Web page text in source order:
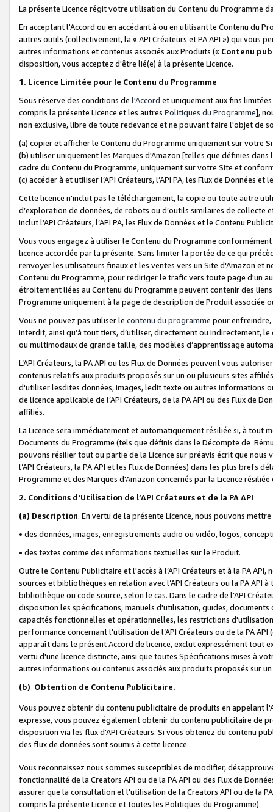
La présente Licence régit votre utilisation du Contenu du Programme
En acceptant l'Accord ou en accédant à ou en utilisant le Contenu du
autres outils (collectivement, la « API Créateurs et PA API ») qui vous
autres informations et contenus associés aux Produits (« Contenu
disposition, vous acceptez d'être lié(e) à la présente Licence.
1. Licence Limitée pour le Contenu du Programme
Sous réserve des conditions de l'Accord et uniquement aux fins
compris la présente Licence et les autres Politiques du Programme],
non exclusive, libre de toute redevance et ne pouvant faire l'objet de
(a) copier et afficher le Contenu du Programme uniquement sur votre
(b) utiliser uniquement les Marques d'Amazon [telles que définies dans
cadre du Contenu du Programme, uniquement sur votre Site et
(c) accéder à et utiliser l’API Créateurs, l’API PA, les Flux de Données
Cette licence n'inclut pas le téléchargement, la copie ou toute autre
d’exploration de données, de robots ou d’outils similaires de
inclut l’API Créateurs, l’API PA, les Flux de Données et le Contenu
Vous vous engagez à utiliser le Contenu du Programme
licence accordée par la présente. Sans limiter la portée de ce qui
renvoyer les utilisateurs finaux et les ventes vers un Site d'Amazon et
Contenu du Programme, pour rediriger le trafic vers toute page d'un
étroitement liées au Contenu du Programme peuvent contenir des
Programme uniquement à la page de description de Produit associée
Vous ne pouvez pas utiliser le contenu du programme pour
interdit, ainsi qu’à tout tiers, d’utiliser, directement ou indirectement,
ou multimodaux de grande taille, des modèles d’apprentissage
L’API Créateurs, la PA API ou les Flux de Données peuvent vous
contenus relatifs aux produits proposés sur un ou plusieurs sites
d'utiliser lesdites données, images, ledit texte ou autres informations
de licence applicable de l’API Créateurs, de la PA API ou des Flux de
affiliés.
La Licence sera immédiatement et automatiquement résiliée si, à
Documents du Programme (tels que définis dans le Décompte de
pouvons résilier tout ou partie de la Licence sur préavis écrit que
l’API Créateurs, la PA API et les Flux de Données) dans les plus
Programme et des Marques d'Amazon concernés par la Licence
2. Conditions d'Utilisation de l’API Créateurs et de la PA API
(a) Description. En vertu de la présente Licence, nous pouvons
• des données, images, enregistrements audio ou vidéo, logos,
• des textes comme des informations textuelles sur le Produit.
Outre le Contenu Publicitaire et l'accès à l’API Créateurs et à la PA
sources et bibliothèques en relation avec l’API Créateurs ou la PA
bibliothèque ou code source, selon le cas. Dans le cadre de l’API
disposition les spécifications, manuels d'utilisation, guides,
capacités fonctionnelles et opérationnelles, les restrictions
performance concernant l'utilisation de l’API Créateurs ou de la PA
apparaît dans le présent Accord de licence, exclut expressément tout
vertu d'une licence distincte, ainsi que toutes Spécifications mises à
autres informations ou contenus associés aux produits proposés sur
(b) Obtention de Contenu Publicitaire.
Vous pouvez obtenir du contenu publicitaire de produits en appelant
expresse, vous pouvez également obtenir du contenu publicitaire de
disposition via les flux d'API Créateurs. Si vous obtenez du contenu
des flux de données sont soumis à cette licence.
Vous reconnaissez nous sommes susceptibles de modifier,
fonctionnalité de la Creators API ou de la PA API ou des Flux de
assurer que la consultation et l'utilisation de la Creators API ou de la
compris la présente Licence et toutes les Politiques du Programme).